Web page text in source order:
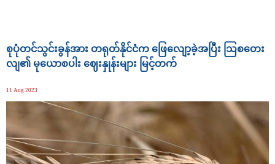
စုပုံတင်သွင်းခွန်အား တရုတ်နိုင်ငံက ဖြေလျော့ခဲ့အပြီး ဩစတေး
လျ၏ မုယောစပါး ဈေးနှုန်းများ မြင့်တက်
11 Aug 2023